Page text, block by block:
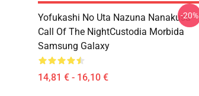
Yofukashi No Uta Nazuna Nanakusa
Call Of The NightCustodia Morbida
Samsung Galaxy
14,81 € - 16,10 €
-20%